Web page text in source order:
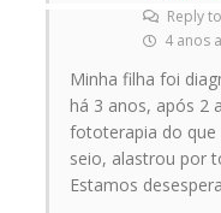
Reply
4 anos
Minha filha foi
há 3 anos, após 2
fototerapia do que
seio, alastrou por
Estamos